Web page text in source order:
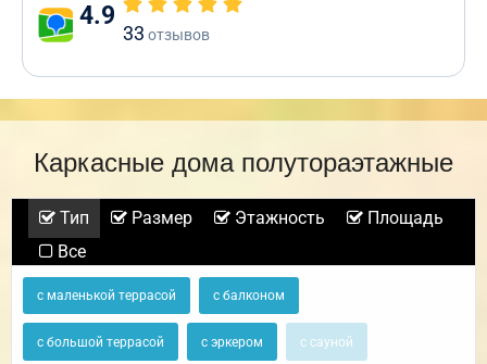
4.9
33 отзывов
Каркасные дома полутораэтажные
Тип Размер Этажность
Площадь
Все
с маленькой террасой с балконом
с большой террасой с эркером с сауной